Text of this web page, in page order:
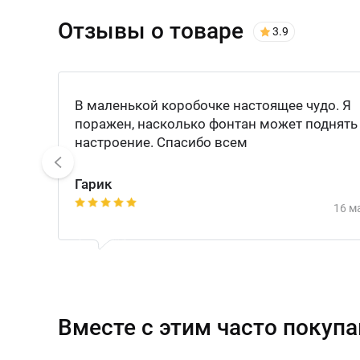
Отзывы о товаре 3.9
В маленькой коробочке настоящее чудо. Я
поражен, насколько фонтан может поднять
настроение. Спасибо всем
Гарик
1 2 3 4 5
16
Вместе с этим часто